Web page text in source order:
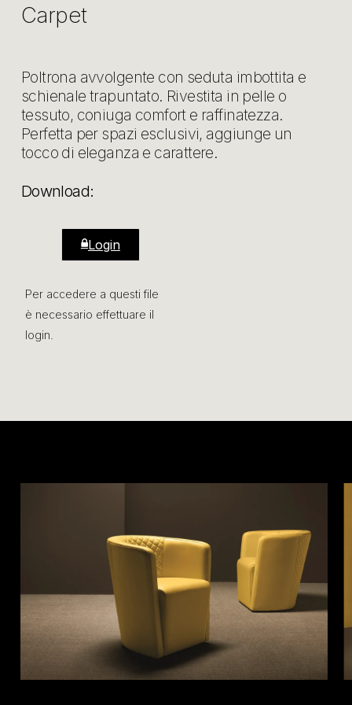
Download:
Login
Per accedere a questi file
è necessario effettuare il
login.
Carpet
Poltrona avvolgente con seduta imbottita e
schienale trapuntato. Rivestita in pelle o
tessuto, coniuga comfort e raffinatezza.
Perfetta per spazi esclusivi, aggiunge un
tocco di eleganza e carattere.